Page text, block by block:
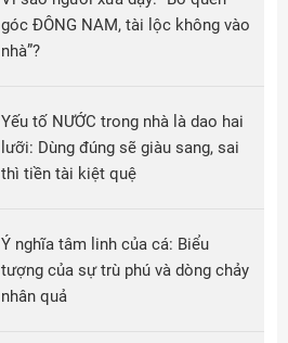
góc ĐÔNG NAM, tài lộc không vào
nhà”?
Yếu tố NƯỚC trong nhà là dao hai
lưỡi: Dùng đúng sẽ giàu sang, sai
thì tiền tài kiệt quệ
Ý nghĩa tâm linh của cá: Biểu
tượng của sự trù phú và dòng chảy
nhân quả